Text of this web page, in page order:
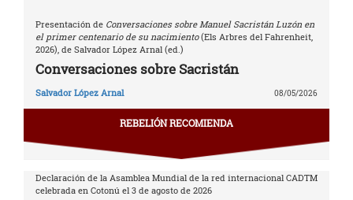
Presentación de Conversaciones sobre Manuel Sacristán Luzón en
el primer centenario de su nacimiento(Els Arbres del Fahrenheit,
2026), de Salvador López Arnal (ed.)
Conversaciones sobre Sacristán
Salvador López Arnal 08/05/2026
REBELIÓN RECOMIENDA
Declaración de la Asamblea Mundial de la red internacional CADTM
celebrada en Cotonú el 3 de agosto de 2026